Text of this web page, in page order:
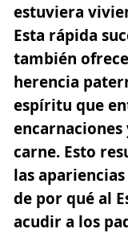
estuviera
Esta rápida
también
herencia
espíritu que
encarnaciones
carne. Esto
las
de por qué al
acudir a los